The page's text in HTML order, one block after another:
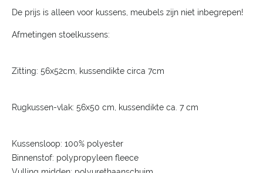
De prijs is alleen voor kussens, meubels zijn niet inbegrepen!
Afmetingen stoelkussens:
Zitting: 56x52cm, kussendikte circa 7cm
Rugkussen-vlak: 56x50 cm, kussendikte ca. 7 cm
Kussensloop: 100% polyester
Binnenstof: polypropyleen fleece